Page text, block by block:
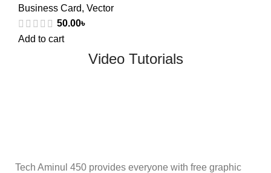
Business Card, Vector
50.00৳
Add to cart
Video Tutorials
Tech Aminul 450 provides everyone with free graphic